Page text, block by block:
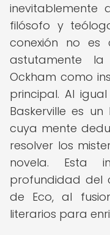
inevitablemente
filósofo y
conexión no es
astutamente
Ockham como
principal. Al
Baskerville es
cuya mente
resolver los
novela. Esta
profundidad del
de Eco, al
literarios para